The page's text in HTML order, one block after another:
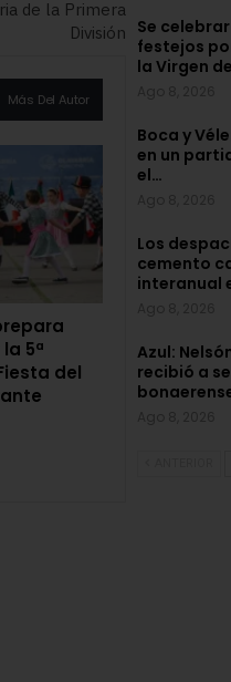
de la Primera
División
Más Del Autor
5ª
del
Se
festejos
la Virgen
Boca y
en un
el…
Los
cemento
interanual
Azul:
recibió a